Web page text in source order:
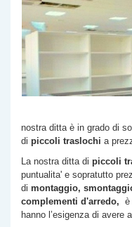
nostra ditta è in grado di
di piccoli traslochi a
La nostra ditta di piccoli
puntualita' e sopratutto
di montaggio,
complementi d'arredo, è
hanno l’esigenza di avere